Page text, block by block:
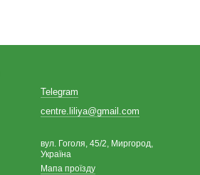
Telegram
centre.liliya@gmail.com
вул. Гоголя, 45/2, Миргород,
Україна
Мапа проїзду